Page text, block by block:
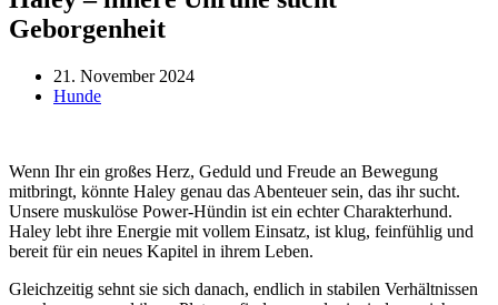
Geborgenheit
21. November 2024
Hunde
Wenn Ihr ein großes Herz, Geduld und Freude an Bewegung
mitbringt, könnte Haley genau das Abenteuer sein, das ihr sucht.
Unsere muskulöse Power-Hündin ist ein echter Charakterhund.
Haley lebt ihre Energie mit vollem Einsatz, ist klug, feinfühlig und
bereit für ein neues Kapitel in ihrem Leben.
Gleichzeitig sehnt sie sich danach, endlich in stabilen Verhältnissen